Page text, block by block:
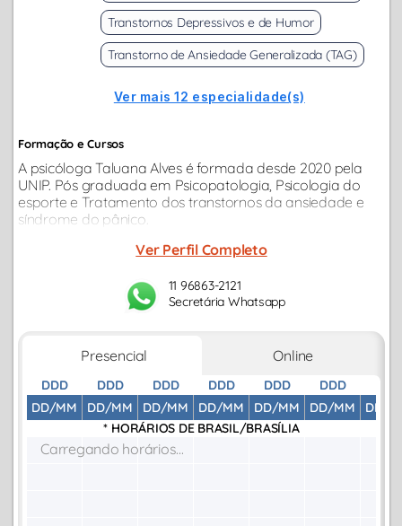
Transtornos Depressivos e de Humor
Transtorno de Ansiedade Generalizada (TAG)
Ver mais 12 especialidade(s)
Formação e Cursos
A psicóloga Taluana Alves é formada desde 2020 pela
UNIP. Pós graduada em Psicopatologia, Psicologia do
esporte e Tratamento dos transtornos da ansiedade e
síndrome do pânico.
Ver Perfil Completo
11 96863-2121
Secretária Whatsapp
Presencial Online
DDD
DD/MM
DDD
DD/MM
DDD
DD/MM
DDD
DD/MM
DDD
DD/MM
DDD
DD/MM
DD/
* HORÁRIOS DE BRASIL/BRASÍLIA
Carregando horários...